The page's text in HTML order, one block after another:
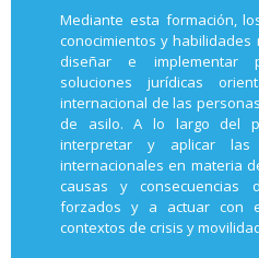
Mediante esta formación,
conocimientos y habilidades
diseñar e implementar
soluciones jurídicas
internacional de las
de asilo. A lo largo del
interpretar y aplicar las
internacionales en materia
causas y consecuencias
forzados y a actuar con
contextos de crisis y